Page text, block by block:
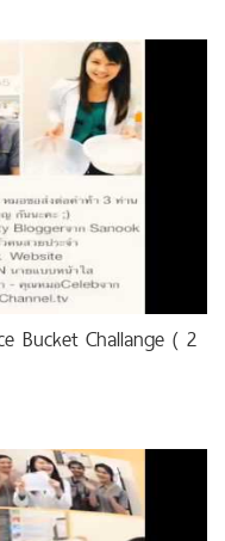
Bucket Challange ( 2